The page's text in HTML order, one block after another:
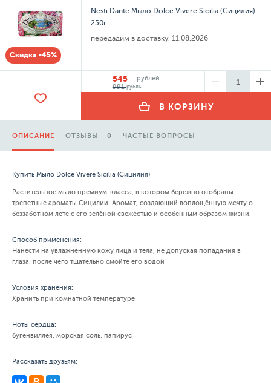
Скидка -45%
Nesti Dante Мыло Dolce Vivere Sicilia (Сицилия)
250г
передадим в доставку: 11.08.2026
545
рублей
991рубль
В КОРЗИНУ
ОПИСАНИЕ ОТЗЫВЫ - 0 ЧАСТЫЕ ВОПРОСЫ
Купить Мыло Dolce Vivere Sicilia (Сицилия)
Растительное мыло премиум-класса, в котором бережно отобраны
трепетные ароматы Сицилии. Аромат, создающий воплощённую мечту о
беззаботном лете с его зелёной свежестью и особенным образом жизни.
Способ применения:
Нанести на увлажненную кожу лица и тела, не допуская попадания в
глаза, после чего тщательно смойте его водой
Условия хранения:
Хранить при комнатной температуре
Ноты сердца:
бугенвиллея, морская соль, папирус
Рассказать друзьям: